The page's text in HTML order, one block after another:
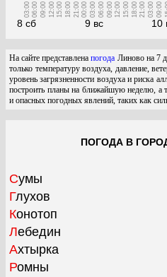
8 сб
03:0006:00 09:00 12:0015:00 18:00 21:00
9 вс
00:00 03:00 06:00 09:0012:00 15:00 18:0021:00
10
03:00 09:00
На сайте представленапогода Линово на 7
только температуру воздуха, давление,
уровень загрязненности воздуха и риска
построить планы на ближайшую неделю, а
и опасных погодных явлений, таких как
ПОГОДА В
Сумы
Глухов
Конотоп
Лебедин
Ахтырка
Ромны